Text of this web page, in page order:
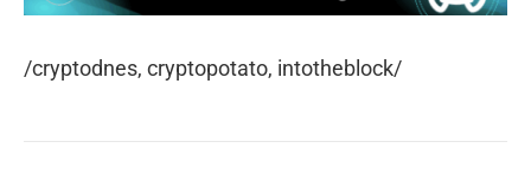
/cryptodnes, cryptopotato, intotheblock/